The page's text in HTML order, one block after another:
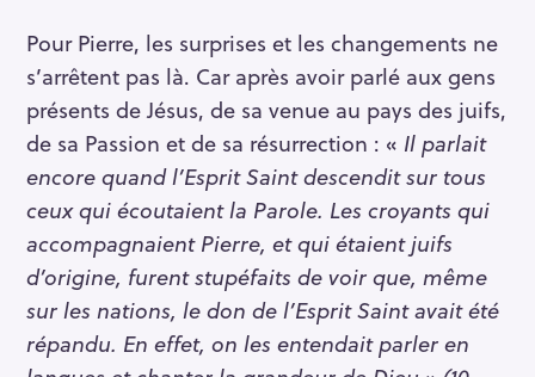
Pour Pierre, les surprises et les changements ne
s’arrêtent pas là. Car après avoir parlé aux gens
présents de Jésus, de sa venue au pays des juifs,
de sa Passion et de sa résurrection : « Il parlait
encore quand l’Esprit Saint descendit sur tous
ceux qui écoutaient la Parole. Les croyants qui
accompagnaient Pierre, et qui étaient juifs
d’origine, furent stupéfaits de voir que, même
sur les nations, le don de l’Esprit Saint avait été
répandu. En effet, on les entendait parler en